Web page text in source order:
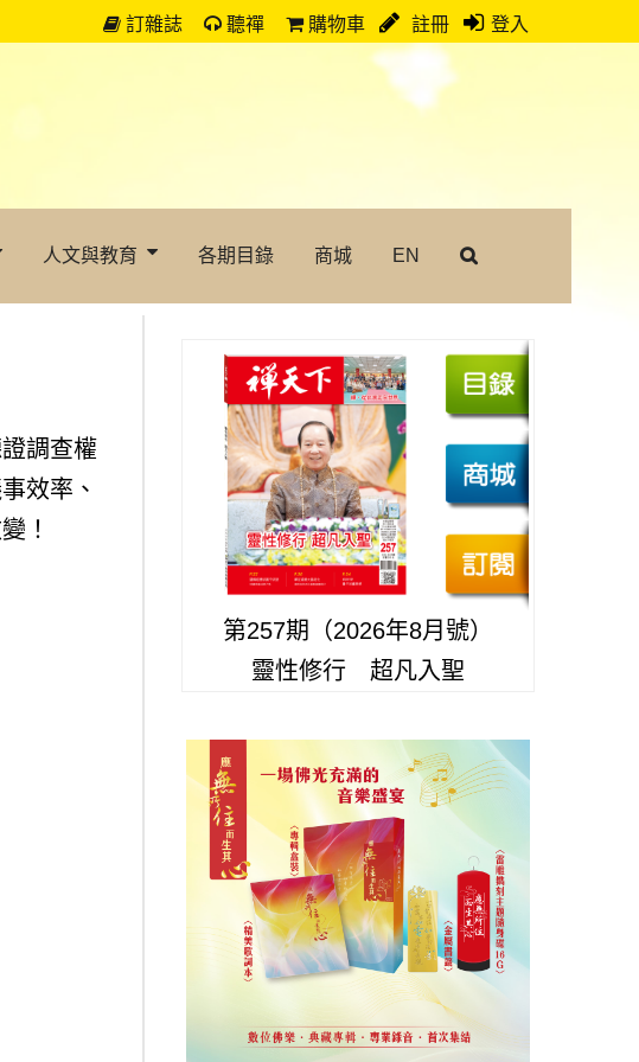
訂雜誌 聽禪 購物車 註冊 登入
人文與教育 各期目錄 商城 EN
調查權
效率、
！
第257期（2026年8月號）
靈性修行 超凡入聖